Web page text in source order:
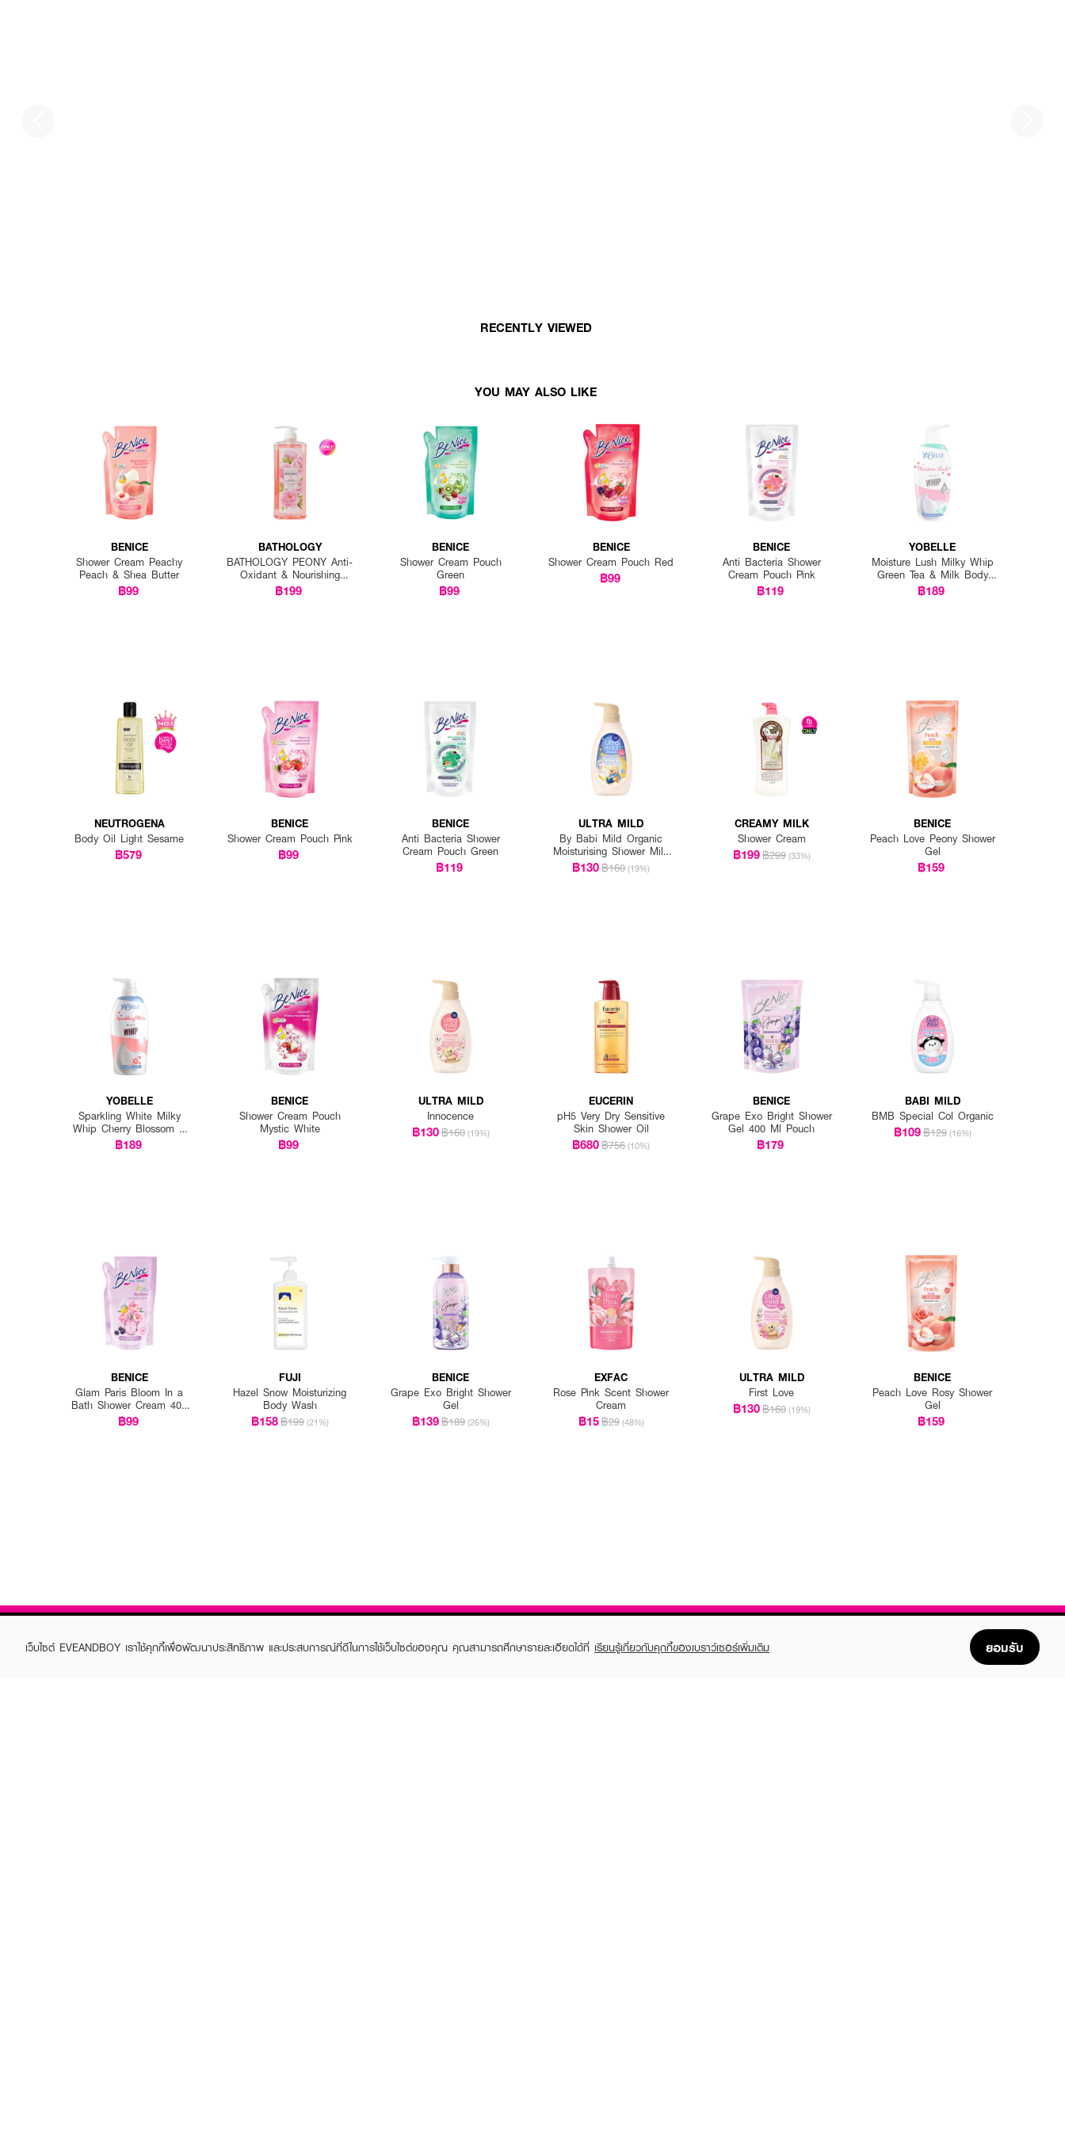
RECENTLY VIEWED
YOU MAY ALSO LIKE
BENICE
Shower Cream Peachy
Peach & Shea Butter
฿99
BATHOLOGY
BATHOLOGY PEONY Anti-
Oxidant & Nourishing
Shower Gel
฿199
BENICE
Shower Cream Pouch
Green
฿99
BENICE
Shower Cream Pouch Red
฿99
BENICE
Anti Bacteria Shower
Cream Pouch Pink
฿119
YOBELLE
Moisture Lush Milky Whip
Green Tea & Milk Body
Wash
฿189
NEUTROGENA
Body Oil Light Sesame
฿579
BENICE
Shower Cream Pouch Pink
฿99
BENICE
Anti Bacteria Shower
Cream Pouch Green
฿119
ULTRA MILD
By Babi Mild Organic
Moisturising Shower Milk
Bedtime Story
฿130฿160 (19%)
CREAMY MILK
Shower Cream
฿199฿299 (33%)
BENICE
Peach Love Peony Shower
Gel
฿159
YOBELLE
Sparkling White Milky
Whip Cherry Blossom &
Milk Body Wash
฿189
BENICE
Shower Cream Pouch
Mystic White
฿99
ULTRA MILD
Innocence
฿130฿160 (19%)
EUCERIN
pH5 Very Dry Sensitive
Skin Shower Oil
฿680฿756 (10%)
BENICE
Grape Exo Bright Shower
Gel 400 Ml Pouch
฿179
BABI MILD
BMB Special Col Organic
฿109฿129 (16%)
BENICE
Glam Paris Bloom In a
Bath Shower Cream 400
ml pouch
฿99
FUJI
Hazel Snow Moisturizing
Body Wash
฿158฿199 (21%)
BENICE
Grape Exo Bright Shower
Gel
฿139฿189 (26%)
EXFAC
Rose Pink Scent Shower
Cream
฿15฿29 (48%)
ULTRA MILD
First Love
฿130฿160 (19%)
BENICE
Peach Love Rosy Shower
Gel
฿159
เว็บไซต์ EVEANDBOY เราใช้คุกกี้เพื่อพัฒนาประสิทธิภาพ และประสบการณ์ที่ดีในการใช้เว็บไซต์ของคุณ คุณสามารถศึกษารายละเอียดได้ที่ เรียนรู้เกี่ยวกับคุกกี้ของเบราว์เซอร์เพิ่มเติม ยอมรับ